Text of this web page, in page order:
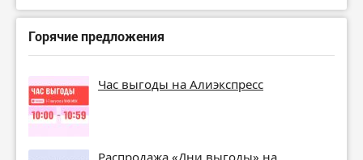
Горячие предложения
Час выгоды на Алиэкспресс
Распродажа «Дни выгоды» на